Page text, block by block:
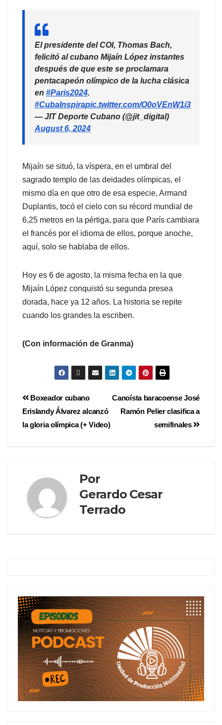
El presidente del COI, Thomas Bach,
felicitó al cubano Mijaín López instantes
después de que este se proclamara
pentacapeón olímpico de la lucha clásica
en #Paris2024.
#CubaInspirapic.twitter.com/O0oVEnW1i3
— JIT Deporte Cubano (@jit_digital)
August 6, 2024
Mijaín se situó, la víspera, en el umbral del
sagrado templo de las deidades olímpicas, el
mismo día en que otro de esa especie, Armand
Duplantis, tocó el cielo con su récord mundial de
6,25 metros en la pértiga, para que París cambiara
el francés por el idioma de ellos, porque anoche,
aquí, solo se hablaba de ellos.
Hoy es 6 de agosto, la misma fecha en la que
Mijaín López conquistó su segunda presea
dorada, hace ya 12 años. La historia se repite
cuando los grandes la escriben.
(Con información de Granma)
Canoísta baracoense José
Ramón Pelier clasifica a
semifinales
Boxeador cubano
Erislandy Álvarez alcanzó
la gloria olímpica (+ Video)
Por
Gerardo Cesar
Terrado